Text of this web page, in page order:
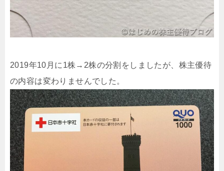
2019年10月に1株→2株の分割をしましたが、株主優待
の内容は変わりませんでした。